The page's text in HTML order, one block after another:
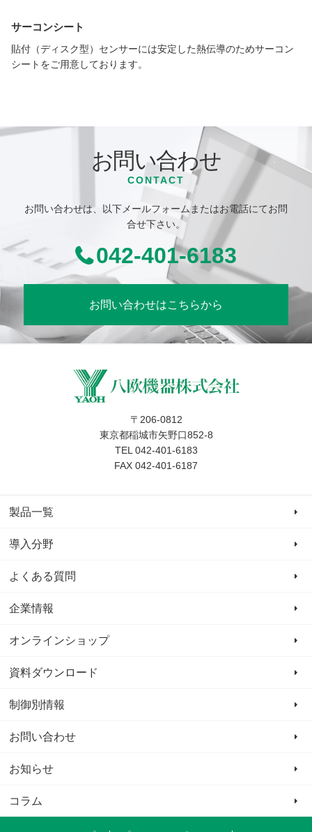
サーコンシート
貼付（ディスク型）センサーには安定した熱伝導のためサーコン
シートをご用意しております。
お問い合わせ
CONTACT
お問い合わせは、以下メールフォームまたはお電話にてお問
合せ下さい。
042-401-6183
お問い合わせはこちらから
〒206-0812
東京都稲城市矢野口852-8
TEL 042-401-6183
FAX 042-401-6187
製品一覧
導入分野
よくある質問
企業情報
オンラインショップ
資料ダウンロード
制御別情報
お問い合わせ
お知らせ
コラム